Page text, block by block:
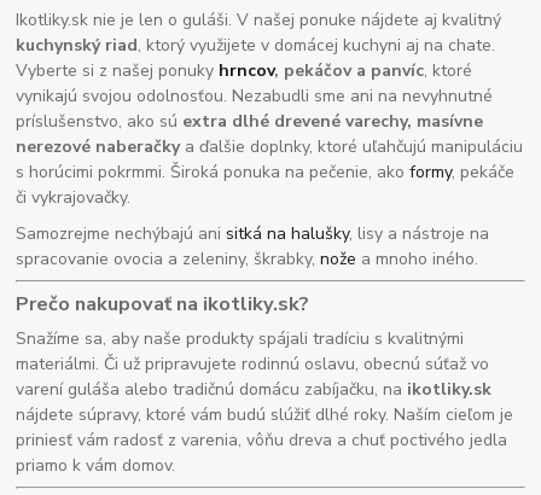
Ikotliky.sk nie je len o guláši. V našej ponuke nájdete aj kvalitný
kuchynský riad, ktorý využijete v domácej kuchyni aj na chate.
Vyberte si z našej ponuky hrncov, pekáčov a panvíc, ktoré
vynikajú svojou odolnosťou. Nezabudli sme ani na nevyhnutné
príslušenstvo, ako sú extra dlhé drevené varechy, masívne
nerezové naberačkya ďalšie doplnky, ktoré uľahčujú manipuláciu
s horúcimi pokrmmi. Široká ponuka na pečenie, akoformy, pekáče
či vykrajovačky.
Samozrejme nechýbajú anisitká na halušky, lisy a nástroje na
spracovanie ovocia a zeleniny, škrabky,nože a mnoho iného.
Prečo nakupovať na ikotliky.sk?
Snažíme sa, aby naše produkty spájali tradíciu s kvalitnými
materiálmi. Či už pripravujete rodinnú oslavu, obecnú súťaž vo
varení guláša alebo tradičnú domácu zabíjačku, na ikotliky.sk
nájdete súpravy, ktoré vám budú slúžiť dlhé roky. Naším cieľom je
priniesť vám radosť z varenia, vôňu dreva a chuť poctivého jedla
priamo k vám domov.